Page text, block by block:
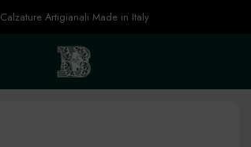
Calzature Artigianali Made in Italy